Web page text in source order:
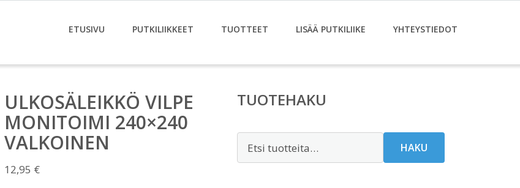
ETUSIVU PUTKILIIKKEET TUOTTEET LISÄÄ PUTKILIIKE YHTEYSTIEDOT
ULKOSÄLEIKKÖ VILPE
MONITOIMI 240×240
VALKOINEN
12,95 €
TUOTEHAKU
HAKU